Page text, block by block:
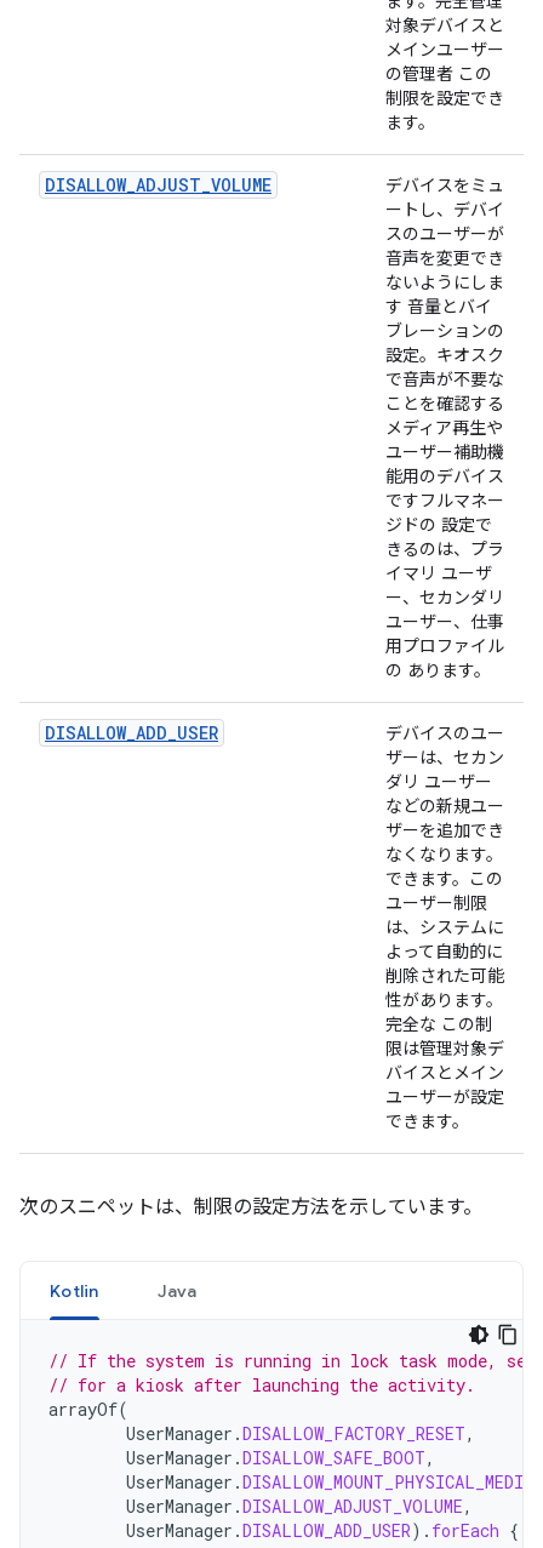
対象デバイスと
メインユーザー
の管理者 この
制限を設定でき
ます。
DISALLOW_ADJUST_VOLUME
デバイスをミュ
ートし、デバイ
スのユーザーが
音声を変更でき
ないようにしま
す 音量とバイ
ブレーションの
設定。キオスク
で音声が不要な
ことを確認する
メディア再生や
ユーザー補助機
能用のデバイス
ですフルマネー
ジドの 設定で
きるのは、プラ
イマリ ユーザ
ー、セカンダリ
ユーザー、仕事
用プロファイル
の あります。
DISALLOW_ADD_USER
デバイスのユー
ザーは、セカン
ダリ ユーザー
などの新規ユー
ザーを追加でき
なくなります。
できます。この
ユーザー制限
は、システムに
よって自動的に
削除された可能
性があります。
完全な この制
限は管理対象デ
バイスとメイン
ユーザーが設定
できます。
次のスニペットは、制限の設定方法を示しています。
Kotlin Java
// If the system is running in lock task mode,
// for a kiosk after launching the activity.
arrayOf(
UserManager .DISALLOW_FACTORY_RESET,
UserManager .DISALLOW_SAFE_BOOT,
UserManager .DISALLOW_MOUNT_PHYSICAL_MEDIA
UserManager .DISALLOW_ADJUST_VOLUME,
UserManager .DISALLOW_ADD_USER). forEach {